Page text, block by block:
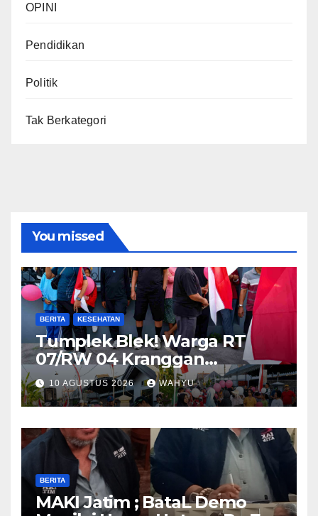
OPINI
Pendidikan
Politik
Tak Berkategori
You missed
BERITA KESEHATAN
Tumplek Blek! Warga RT
07/RW 04 Kranggan
Gumul/SLG(Simpang Lima
Gumul) Gurah Kediri
Meriahkan HUT RI ke-81,
Jalan Santai Dibanjiri Ratusan
Hadiah
10 AGUSTUS 2026 WAHYU
BERITA
MAKI Jatim ; BataL Demo